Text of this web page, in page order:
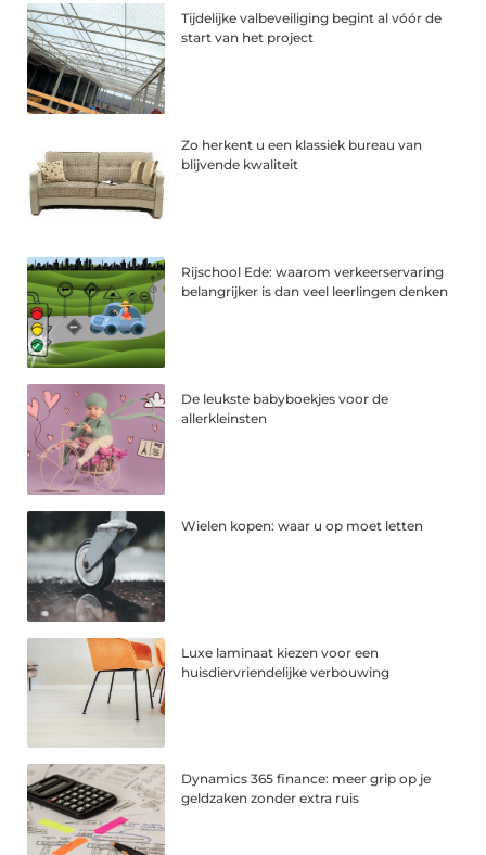
Tijdelijke valbeveiliging begint al vóór de
start van het project
Zo herkent u een klassiek bureau van
blijvende kwaliteit
Rijschool Ede: waarom verkeerservaring
belangrijker is dan veel leerlingen denken
De leukste babyboekjes voor de
allerkleinsten
Wielen kopen: waar u op moet letten
Luxe laminaat kiezen voor een
huisdiervriendelijke verbouwing
Dynamics 365 finance: meer grip op je
geldzaken zonder extra ruis